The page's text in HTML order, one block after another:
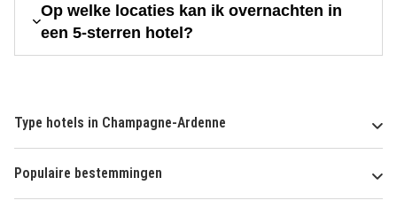
Op welke locaties kan ik overnachten in
een 5-sterren hotel?
Type hotels in Champagne-Ardenne
Populaire bestemmingen